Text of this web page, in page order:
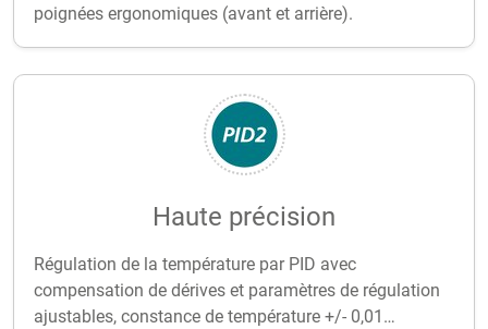
poignées ergonomiques (avant et arrière).
Haute précision
Régulation de la température par PID avec
compensation de dérives et paramètres de régulation
ajustables, constance de température +/- 0,01…